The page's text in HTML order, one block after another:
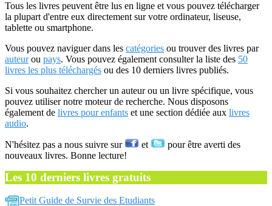
Tous les livres peuvent être lus en ligne et vous pouvez télécharger
la plupart d'entre eux directement sur votre ordinateur, liseuse,
tablette ou smartphone.
Vous pouvez naviguer dans les catégories ou trouver des livres par
auteurou pays. Vous pouvez également consulter la liste des 50
livres les plus téléchargés ou des 10 derniers livres publiés.
Si vous souhaitez chercher un auteur ou un livre spécifique, vous
pouvez utiliser notre moteur de recherche. Nous disposons
également de livres pour enfants et une section dédiée aux livres
audio.
N'hésitez pas a nous suivre sur et
pour être averti des
nouveaux livres. Bonne lecture!
Les 10 derniers livres gratuits
Petit Guide de Survie des Etudiants